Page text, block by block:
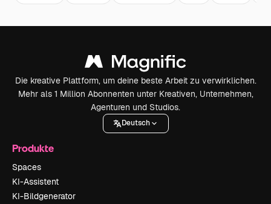
Die kreative Plattform, um deine beste Arbeit zu verwirklichen.
Mehr als 1 Million Abonnenten unter Kreativen, Unternehmen,
Agenturen und Studios.
Deutsch
Produkte
Spaces
KI-Assistent
KI-Bildgenerator